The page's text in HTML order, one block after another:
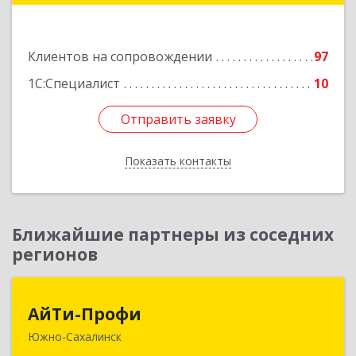
Клиентов на сопровождении
97
1С:Специалист
10
Отправить заявку
Показать контакты
Отправить заявку
Назад
Ближайшие партнеры из соседних
регионов
АйТи-Профи
Южно-Сахалинск693023, Сахалинская обл, город Южно-